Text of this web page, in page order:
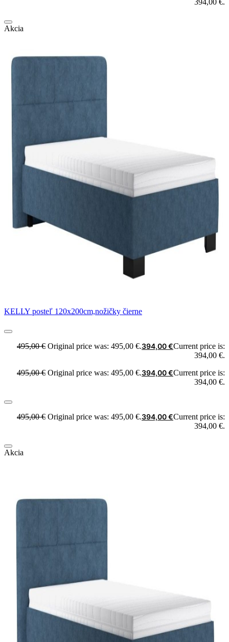
394,00 €.
Akcia
KELLY posteľ 120x200cm,nožičky čierne
495,00€ Original price was: 495,00 €.394,00€Current price is:
394,00 €.
495,00€ Original price was: 495,00 €.394,00€Current price is:
394,00 €.
495,00€ Original price was: 495,00 €.394,00€Current price is:
394,00 €.
Akcia